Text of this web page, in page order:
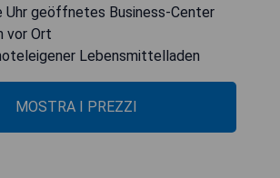
Uhr geöffnetes Business-Center
vor Ort
Lebensmittelladen
MOSTRA I PREZZI